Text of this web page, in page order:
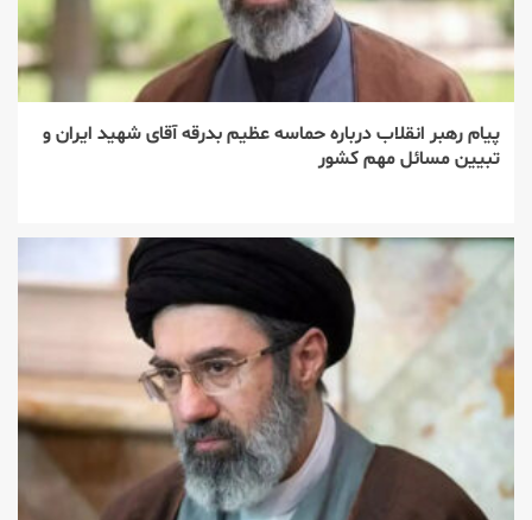
پیام رهبر انقلاب درباره حماسه عظیم بدرقه آقای شهید ایران و
تبیین مسائل مهم کشور